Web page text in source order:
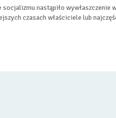
nastąpiło
czasach właściciele lub